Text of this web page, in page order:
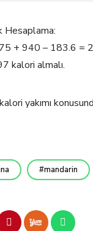
Hesaplama:
+ 940 – 183.6 =
kalori almalı.
yakımı
mandarin